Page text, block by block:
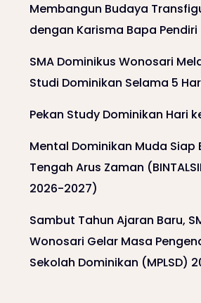
Membangun Budaya
dengan Karisma Bapa Pendiri
SMA Dominikus Wonosari
Studi Dominikan Selama 5
Pekan Study Dominikan Hari
Mental Dominikan Muda Siap
Tengah Arus Zaman
2026-2027)
Sambut Tahun Ajaran Baru,
Wonosari Gelar Masa
Sekolah Dominikan (MPLSD)